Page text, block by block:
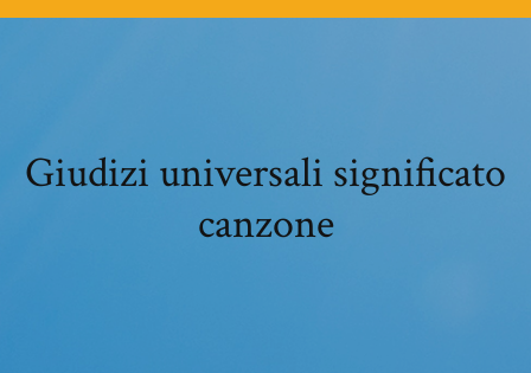
Giudizi universali significato
canzone